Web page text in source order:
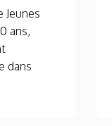
Jeunes
ans,
dans